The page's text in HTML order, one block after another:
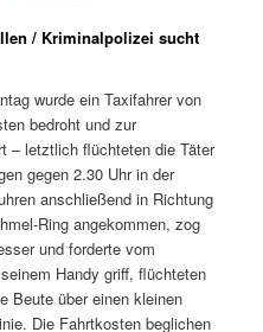
/ Kriminalpolizei sucht
wurde ein Taxifahrer von
bedroht und zur
– letztlich flüchteten die Täter
gegen 2.30 Uhr in der
anschließend in Richtung
Ring angekommen, zog
und forderte vom
Handy griff, flüchteten
Beute über einen kleinen
Die Fahrtkosten beglichen